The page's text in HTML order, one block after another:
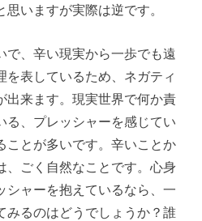
いますが実際は逆です。
で、辛い現実から一歩でも遠
を表しているため、ネガティ
出来ます。現実世界で何か責
る、プレッシャーを感じてい
ことが多いです。辛いことか
、ごく自然なことです。心身
シャーを抱えているなら、一
みるのはどうでしょうか？誰